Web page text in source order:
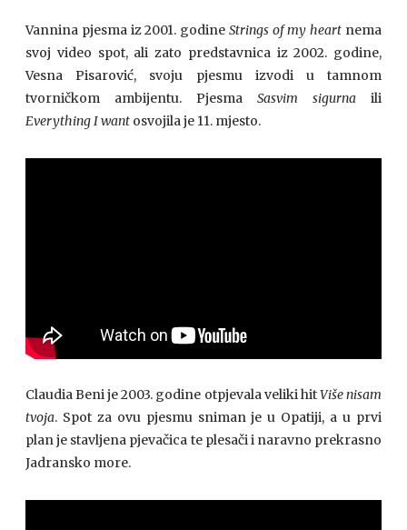
Vannina pjesma iz 2001. godine Strings of my heart nema
svoj video spot, ali zato predstavnica iz 2002. godine,
Vesna Pisarović, svoju pjesmu izvodi u tamnom
tvorničkom ambijentu. Pjesma Sasvim sigurna ili
Everything I want osvojila je 11. mjesto.
Claudia Beni je 2003. godine otpjevala veliki hitViše nisam
tvoja. Spot za ovu pjesmu sniman je u Opatiji, a u prvi
plan je stavljena pjevačica te plesači i naravno prekrasno
Jadransko more.